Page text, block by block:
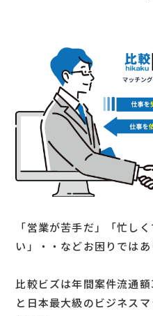
「営業が苦手だ」「忙し
い」・・などお困りでは
比較ビズは年間案件流通
と日本最大級のビジネス